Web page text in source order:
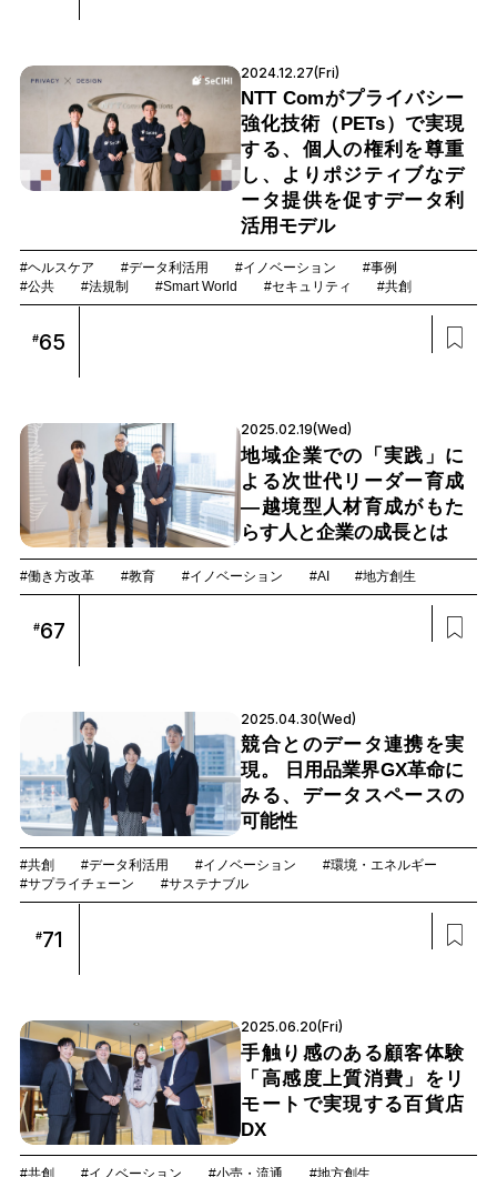
2024.12.27(Fri)
NTT Comがプライバシー
強化技術（PETs）で実現
する、個人の権利を尊重
し、よりポジティブなデ
ータ提供を促すデータ利
活用モデル
#ヘルスケア #データ利活用 #イノベーション
#事例
#公共
#法規制 #Smart World #セキュリティ #共創
#65
2025.02.19(Wed)
地域企業での「実践」に
よる次世代リーダー育成
―越境型人材育成がもた
らす人と企業の成長とは
#働き方改革 #教育 #イノベーション #AI #地方創生
#67
2025.04.30(Wed)
競合とのデータ連携を実
現。 日用品業界GX革命に
みる、データスペースの
可能性
#共創 #データ利活用 #イノベーション
#環境・エネルギー
#サプライチェーン
#サステナブル
#71
2025.06.20(Fri)
手触り感のある顧客体験
「高感度上質消費」をリ
モートで実現する百貨店
DX
#共創 #イノベーション #小売・流通 #地方創生